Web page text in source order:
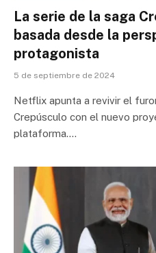
La serie de la saga
basada desde la
protagonista
5 de septiembre de 2024
Netflix apunta a revivir el
Crepúsculo con el nuevo
plataforma.…